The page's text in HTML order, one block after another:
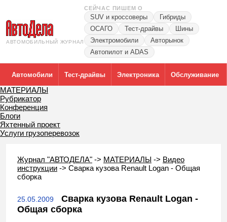
АВТОМОБИЛЬНЫЙ ЖУРНАЛ
СЕЙЧАС ПИШЕМ О
SUV и кроссоверы
Гибриды
ОСАГО
Тест-драйвы
Шины
Электромобили
Авторынок
Автопилот и ADAS
Автомобили Тест-драйвы Электроника Обслуживание
МАТЕРИАЛЫ
Рубрикатор
Конференция
Блоги
Яхтенный проект
Услуги грузоперевозок
Журнал "АВТОДЕЛА" -> МАТЕРИАЛЫ -> Видео
инструкции -> Сварка кузова Renault Logan - Общая
сборка
25.05.2009
Сварка кузова Renault Logan -
Общая сборка